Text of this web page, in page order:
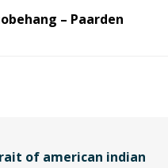
– Paarden
of american indian